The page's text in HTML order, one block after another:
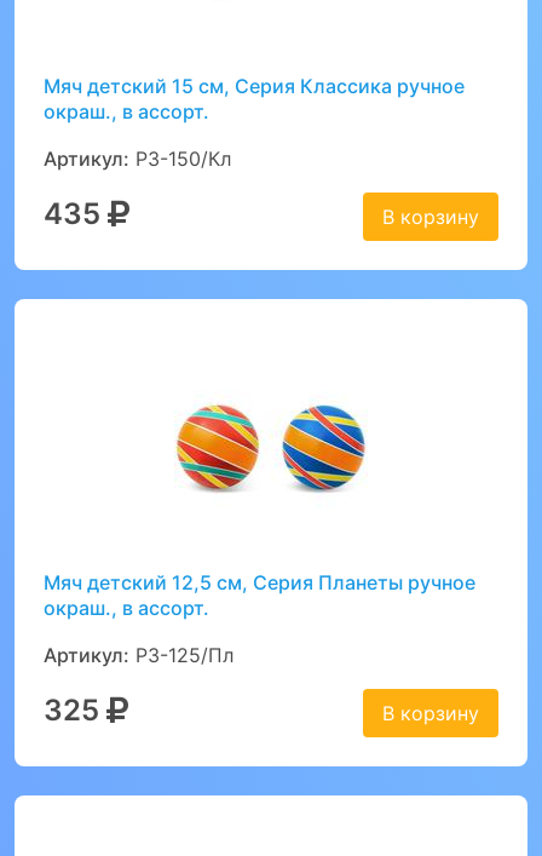
Мяч детский 15 см, Серия Классика ручное
окраш., в ассорт.
Артикул: Р3-150/Кл
435 В корзину
Мяч детский 12,5 см, Серия Планеты ручное
окраш., в ассорт.
Артикул: Р3-125/Пл
325 В корзину